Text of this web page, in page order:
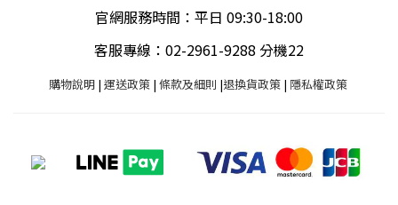
官網服務時間：平日 09:30-18:00
客服專線：02-2961-9288 分機22
購物說明| 運送政策 | 條款及細則 |退換貨政策| 隱私權政策